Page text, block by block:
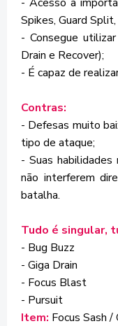
Spikes, Guard Split,
- Consegue
Drain e Recover);
- É capaz de
Contras:
- Defesas muito
tipo de ataque;
- Suas
não interferem
batalha.
Tudo é singular,
- Bug Buzz
- Giga Drain
- Focus Blast
- Pursuit
Item: Focus Sash /